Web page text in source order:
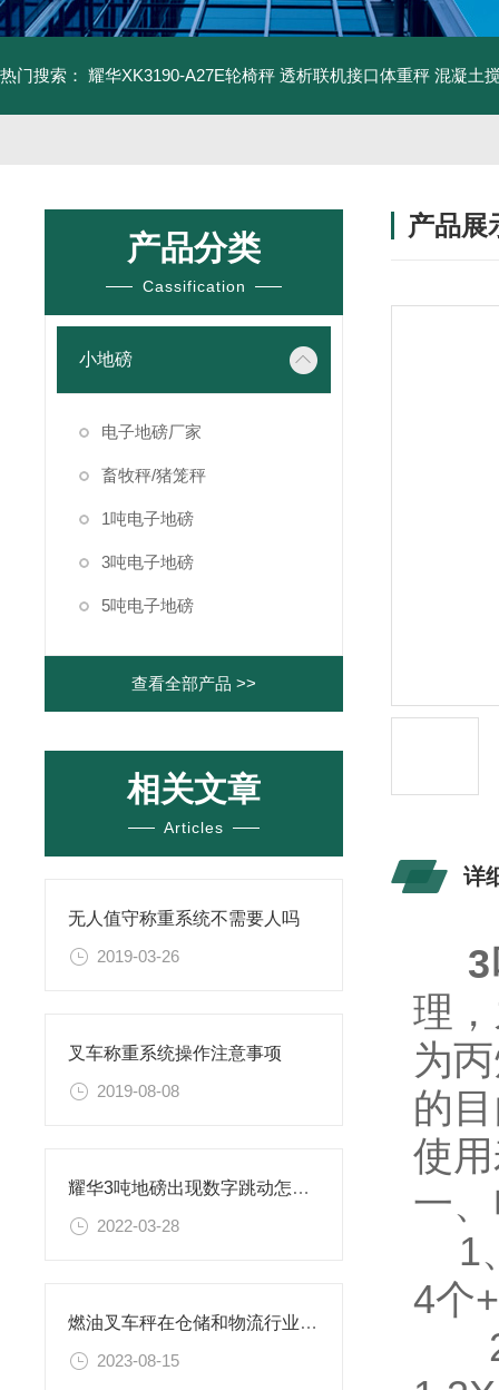
热门搜索： 耀华XK3190-A27E轮椅秤 透析联机接口体重秤 混凝土
产品分类
Cassification
小地磅
电子地磅厂家
畜牧秤/猪笼秤
1吨电子地磅
3吨电子地磅
5吨电子地磅
查看全部产品 >>
相关文章
Articles
无人值守称重系统不需要人吗
2019-03-26
叉车称重系统操作注意事项
2019-08-08
耀华3吨地磅出现数字跳动怎么处理
2022-03-28
燃油叉车秤在仓储和物流行业中发挥着重要的作用
2023-08-15
产品展
详
理
为
的
使
一
1
4个
2